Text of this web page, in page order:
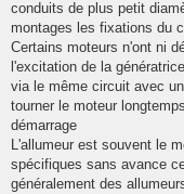
conduits de plus petit
montages les fixations du
Certains moteurs n'ont ni
l'excitation de la
via le même circuit avec
tourner le moteur
démarrage
L'allumeur est souvent le
spécifiques sans avance
généralement des